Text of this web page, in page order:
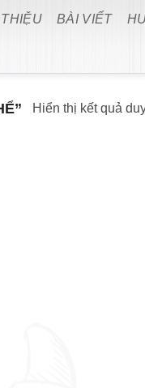
BÀI VIẾT
Hiển thị kết quả